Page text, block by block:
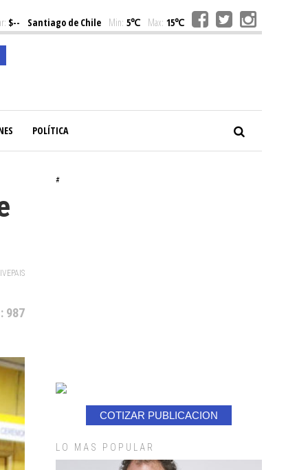
$-- Santiago de Chile Min: 5℃ Max: 15℃
POLÍTICA
987
#
COTIZAR PUBLICACION
LO MAS POPULAR